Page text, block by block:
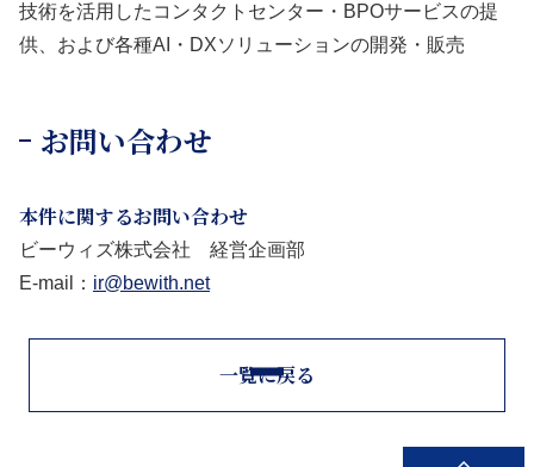
技術を活用したコンタクトセンター・BPOサービスの提
供、および各種AI・DXソリューションの開発・販売
お問い合わせ
本件に関するお問い合わせ
ビーウィズ株式会社 経営企画部
E-mail： ir@bewith.net
一覧に戻る